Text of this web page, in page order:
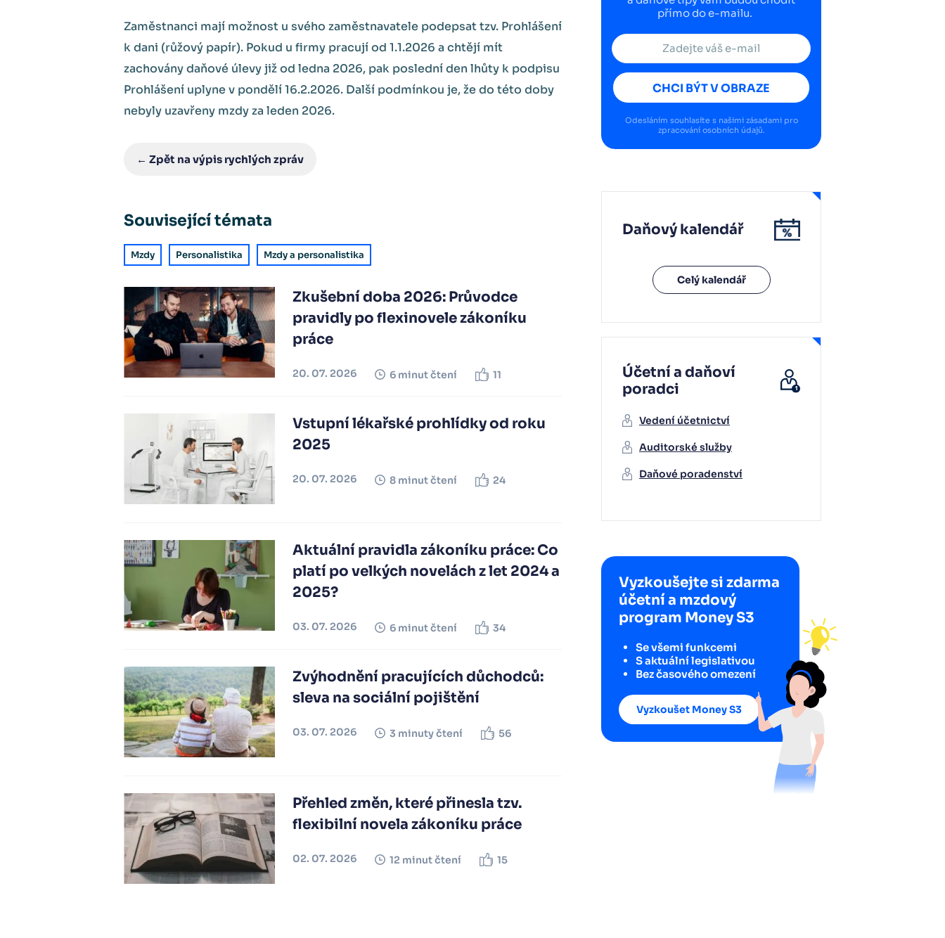
Zaměstnanci mají možnost u svého zaměstnavatele podepsat tzv. Prohlášení
k dani (růžový papír). Pokud u firmy pracují od 1.1.2026 a chtějí mít
zachovány daňové úlevy již od ledna 2026, pak poslední den lhůty k podpisu
Prohlášení uplyne v pondělí 16.2.2026. Další podmínkou je, že do této doby
nebyly uzavřeny mzdy za leden 2026.
← Zpět na výpis rychlých zpráv
Související témata
Mzdy Personalistika Mzdy a personalistika
Zkušební doba 2026: Průvodce
pravidly po flexinovele zákoníku
práce
20. 07. 2026 6 minut čtení 11
Vstupní lékařské prohlídky od roku
2025
20. 07. 2026 8 minut čtení 24
Aktuální pravidla zákoníku práce: Co
platí po velkých novelách z let 2024 a
2025?
03. 07. 2026 6 minut čtení 34
Zvýhodnění pracujících důchodců:
sleva na sociální pojištění
03. 07. 2026 3 minuty čtení 56
Přehled změn, které přinesla tzv.
flexibilní novela zákoníku práce
02. 07. 2026 12 minut čtení 15
přímo do e-mailu.
CHCI BÝT V OBRAZE
Odesláním souhlasíte s našimi zásadami pro
zpracování osobních údajů.
Daňový kalendář
Celý kalendář
Účetní a daňoví
poradci
Vedení účetnictví
Auditorské služby
Daňové poradenství
Vyzkoušejte si zdarma
účetní a mzdový
program Money S3
Se všemi funkcemi
S aktuální legislativou
Bez časového omezení
Vyzkoušet Money S3